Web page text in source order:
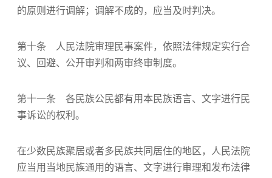
的原则进行调解；调解不成的，应当及时判决。
第十条 人民法院审理民事案件，依照法律规定实行合
议、回避、公开审判和两审终审制度。
第十一条 各民族公民都有用本民族语言、文字进行民
事诉讼的权利。
在少数民族聚居或者多民族共同居住的地区，人民法院
应当用当地民族通用的语言、文字进行审理和发布法律